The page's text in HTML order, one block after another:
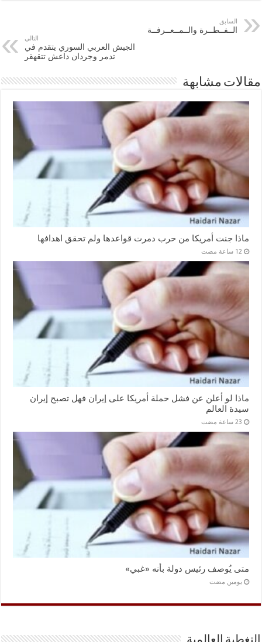
السابق
الــفــطــرة والــمــعــرفــة
التالي
الجيش العربي السوري يتقدم في
تدمر وجردان داعش تتقهقر
مقالات مشابهة
ماذا جنت أمريكا من حرب دمرت قواعدها ولم تحقق اهدافها
ماذا لو أعلن عن فشل حملة أمريكا على إيران فهل تصبح إيران
سيدة العالم
متى يُوصف رئيس دولة بأنه «غبي»
‏يومين مضت